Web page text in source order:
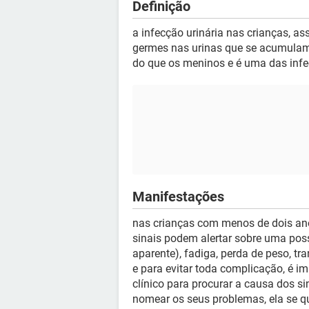
Definição
a infecção urinária nas crianças,
germes nas urinas que se
do que os meninos e é uma das
Manifestações
nas crianças com menos de dois
sinais podem alertar sobre uma
aparente), fadiga, perda de peso,
e para evitar toda complicação, é
clínico para procurar a causa dos
nomear os seus problemas, ela se